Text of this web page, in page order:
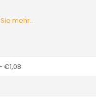
mehr..